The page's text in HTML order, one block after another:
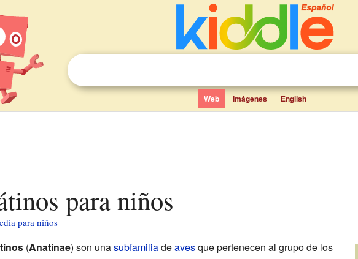
Web Imágenes English
para niños
para niños
(Anatinae) son unasubfamiliadeavesque pertenecen al grupo de los